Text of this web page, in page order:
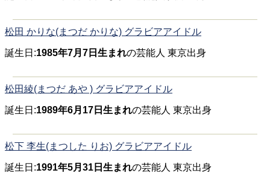
松田 かりな(まつだ かりな) グラビアアイドル
誕生日:1985年7月7日生まれの芸能人 東京出身
松田綾(まつだ あや ) グラビアアイドル
誕生日:1989年6月17日生まれの芸能人 東京出身
松下 李生(まつした りお) グラビアアイドル
誕生日:1991年5月31日生まれの芸能人 東京出身